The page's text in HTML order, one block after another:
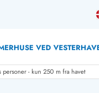
VED
personer - kun 250 m fra havet